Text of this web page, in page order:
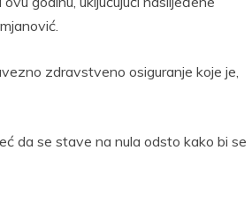
zdravstveno osiguranje koje je,
da se stave na nula odsto kako bi se